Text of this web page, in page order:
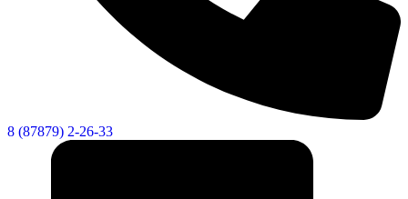
8 (87879) 2-26-33